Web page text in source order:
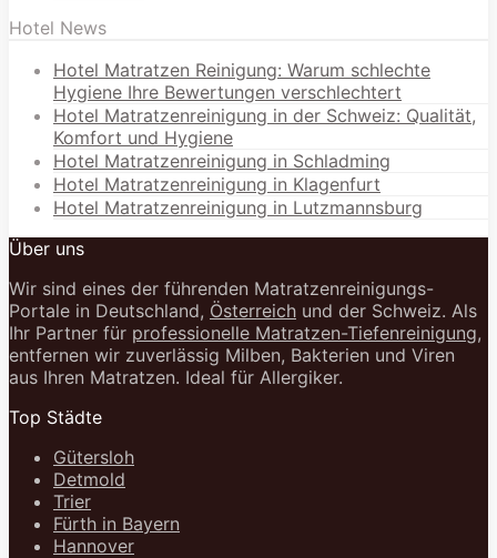
Hotel News
Hotel Matratzen Reinigung: Warum schlechte
Hygiene Ihre Bewertungen verschlechtert
Hotel Matratzenreinigung in der Schweiz: Qualität,
Komfort und Hygiene
Hotel Matratzenreinigung in Schladming
Hotel Matratzenreinigung in Klagenfurt
Hotel Matratzenreinigung in Lutzmannsburg
Über uns
Wir sind eines der führenden Matratzenreinigungs-
Portale in Deutschland, Österreich und der Schweiz. Als
Ihr Partner für professionelle Matratzen-Tiefenreinigung,
entfernen wir zuverlässig Milben, Bakterien und Viren
aus Ihren Matratzen. Ideal für Allergiker.
Top Städte
Gütersloh
Detmold
Trier
Fürth in Bayern
Hannover